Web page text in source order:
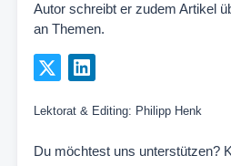
Autor schreibt er zudem Artikel
an Themen.
Lektorat & Editing: Philipp Henk
Du möchtest uns unterstützen?